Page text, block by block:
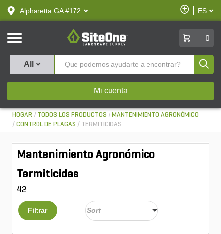
text.skipToContent
text.skipToNavigation
Alpharetta GA #172
Habilitar
ES
SiteOne
0
All
Mi cuenta
HOGAR TODOS LOS PRODUCTOS
MANTENIMIENTO AGRONÓMICO
CONTROL DE PLAGAS
TERMITICIDAS
Mantenimiento Agronómico
Termiticidas
42
Filtrar